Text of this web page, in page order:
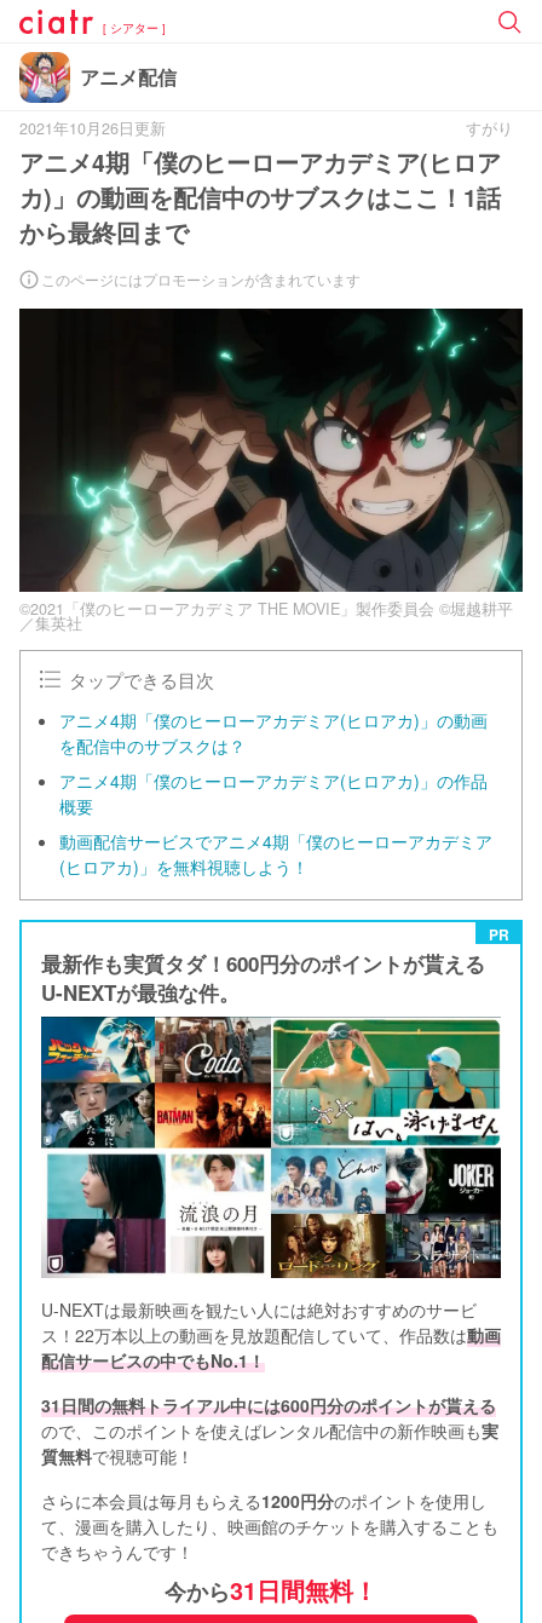
[ シアター ]
アニメ配信
2021年10月26日更新 すがり
アニメ4期「僕のヒーローアカデミア(ヒロア
カ)」の動画を配信中のサブスクはここ！1話
から最終回まで
このページにはプロモーションが含まれています
©2021「僕のヒーローアカデミア THE MOVIE」製作委員会 ©堀越耕平
／集英社
タップできる目次
アニメ4期「僕のヒーローアカデミア(ヒロアカ)」の動画
を配信中のサブスクは？
アニメ4期「僕のヒーローアカデミア(ヒロアカ)」の作品
概要
動画配信サービスでアニメ4期「僕のヒーローアカデミア
(ヒロアカ)」を無料視聴しよう！
PR
最新作も実質タダ！600円分のポイントが貰える
U-NEXTが最強な件。
U-NEXTは最新映画を観たい人には絶対おすすめのサービ
ス！22万本以上の動画を見放題配信していて、作品数は動画
配信サービスの中でもNo.1！
31日間の無料トライアル中には600円分のポイントが貰える
ので、このポイントを使えばレンタル配信中の新作映画も実
質無料で視聴可能！
さらに本会員は毎月もらえる1200円分のポイントを使用し
て、漫画を購入したり、映画館のチケットを購入することも
できちゃうんです！
今から31日間無料！